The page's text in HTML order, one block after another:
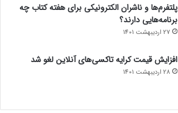
پلتفرم‌ها و ناشران الکترونیکی برای هفته کتاب چه
برنامه‌هایی دارند؟
27 اردیبهشت 1401
افزایش قیمت کرایه تاکسی‌های آنلاین لغو شد
28 اردیبهشت 1401